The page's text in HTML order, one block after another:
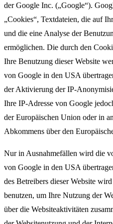
der Google Inc. („Google“).
„Cookies“, Textdateien, die auf
und die eine Analyse der
ermöglichen. Die durch den
Ihre Benutzung dieser Website
von Google in den USA
der Aktivierung der IP-
Ihre IP-Adresse von Google
der Europäischen Union oder in
Abkommens über den
Nur in Ausnahmefällen wird die
von Google in den USA
des Betreibers dieser Website
benutzen, um Ihre Nutzung der
über die Websiteaktivitäten